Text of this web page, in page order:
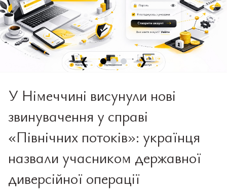
❮ ❯
У Німеччині висунули нові
звинувачення у справі
«Північних потоків»: українця
назвали учасником державної
диверсійної операції